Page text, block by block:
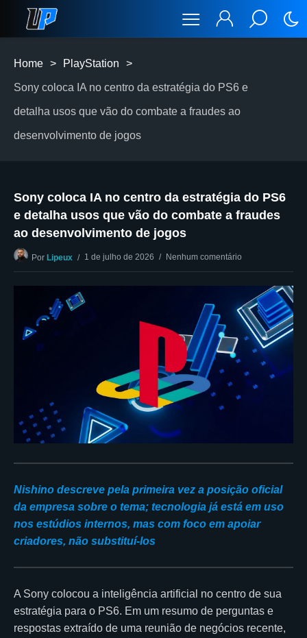
Home > PlayStation >
Sony coloca IA no centro da estratégia do PS6 e
detalha usos que vão do combate a fraudes ao
desenvolvimento de jogos
Sony coloca IA no centro da estratégia do PS6
e detalha usos que vão do combate a fraudes
ao desenvolvimento de jogos
Por Lipeux 1 de julho de 2026 Nenhum comentário
Nishino descreve pela primeira vez a posição oficial
da empresa sobre o tema; tecnologia já está em uso
nos estúdios internos, mas com foco em apoiar
criadores, não substituí-los
A Sony colocou a inteligência artificial no centro de sua
estratégia para o PS6. Em um resumo de perguntas e
respostas extraído de uma reunião de negócios recente,